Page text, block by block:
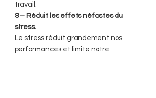
travail.
8 – Réduit les effets néfastes du
stress.
Le stress réduit grandement nos
performances et limite notre